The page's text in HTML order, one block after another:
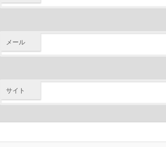
メール
サイト